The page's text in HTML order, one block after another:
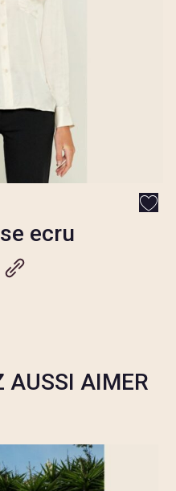
ecru
AUSSI AIMER